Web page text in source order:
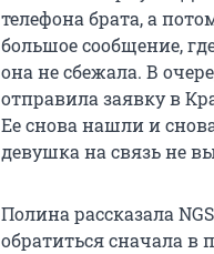
телефона брата, а
большое сообщение,
она не сбежала. В
отправила заявку в
Ее снова нашли и
девушка на связь не
Полина рассказала
обратиться сначала в